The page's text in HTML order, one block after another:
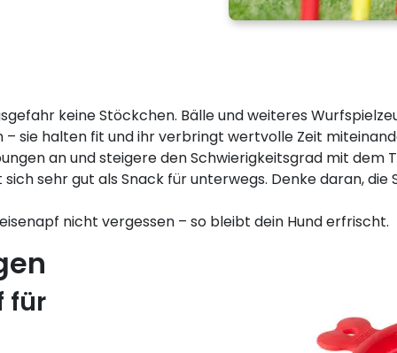
keine Stöckchen. Bälle und weiteres
sie halten fit und ihr verbringt wertvolle Zeit
an und steigere den Schwierigkeitsgrad mit dem
sehr gut als Snack für unterwegs. Denke daran,
nicht vergessen – so bleibt dein Hund erfrischt.
für